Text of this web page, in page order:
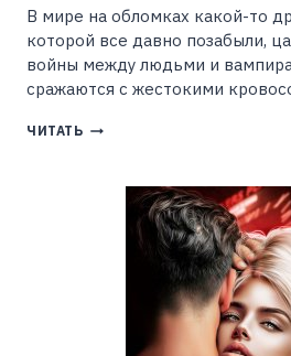
В мире на обломках какой-то
которой все давно позабыли,
войны между людьми и
сражаются с жестокими
ЧИТАТЬ ОХОТНИКИ.
(ВАЛЕРИЙ
АТАМАШКИН)